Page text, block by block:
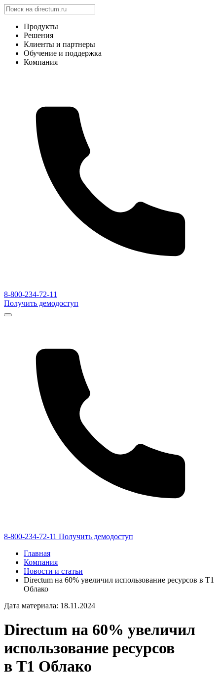
Продукты
Решения
Клиенты и партнеры
Обучение и поддержка
Компания
8-800-234-72-11
Получить демодоступ
8-800-234-72-11 Получить демодоступ
Главная
Компания
Новости и статьи
Directum на 60% увеличил использование ресурсов в Т1
Облако
Дата материала: 18.11.2024
Directum на 60% увеличил
использование ресурсов
в Т1 Облако